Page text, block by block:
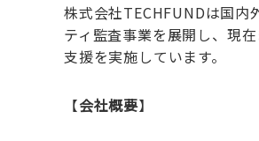
株式会社TECHFUNDは国内
ティ監査事業を展開し、現
支援を実施しています。
【会社概要】